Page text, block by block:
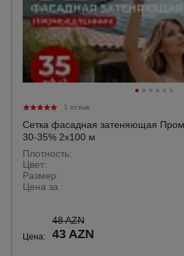
1 отзыв
Сетка фасадная затеняющая
30-35% 2х100 м
Плотность:
Цвет:
Размер:
Цена за :
Цена:
48 AZN
43 AZN